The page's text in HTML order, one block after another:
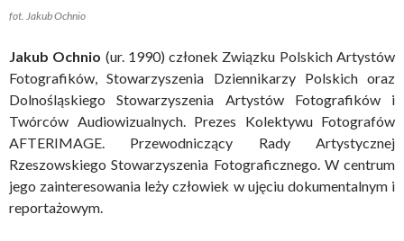
fot. Jakub Ochnio
Jakub Ochnio (ur. 1990) członek Związku Polskich Artystów
Fotografików, Stowarzyszenia Dziennikarzy Polskich oraz
Dolnośląskiego Stowarzyszenia Artystów Fotografików i
Twórców Audiowizualnych. Prezes Kolektywu Fotografów
AFTERIMAGE. Przewodniczący Rady Artystycznej
Rzeszowskiego Stowarzyszenia Fotograficznego. W centrum
jego zainteresowania leży człowiek w ujęciu dokumentalnym i
reportażowym.